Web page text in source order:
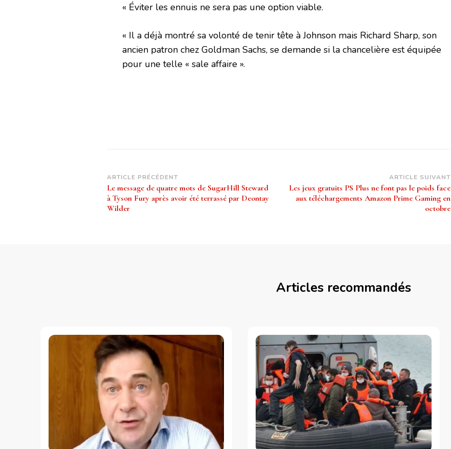
« Éviter les ennuis ne sera pas une option viable.
« Il a déjà montré sa volonté de tenir tête à Johnson mais Richard Sharp, son
ancien patron chez Goldman Sachs, se demande si la chancelière est équipée
pour une telle « sale affaire ».
Navigation
d’article
ARTICLE PRÉCÉDENT
Le message de quatre mots de SugarHill Steward
à Tyson Fury après avoir été terrassé par Deontay
Wilder
ARTICLE SUIVANT
Les jeux gratuits PS Plus ne font pas le poids face
aux téléchargements Amazon Prime Gaming en
octobre
Articles recommandés